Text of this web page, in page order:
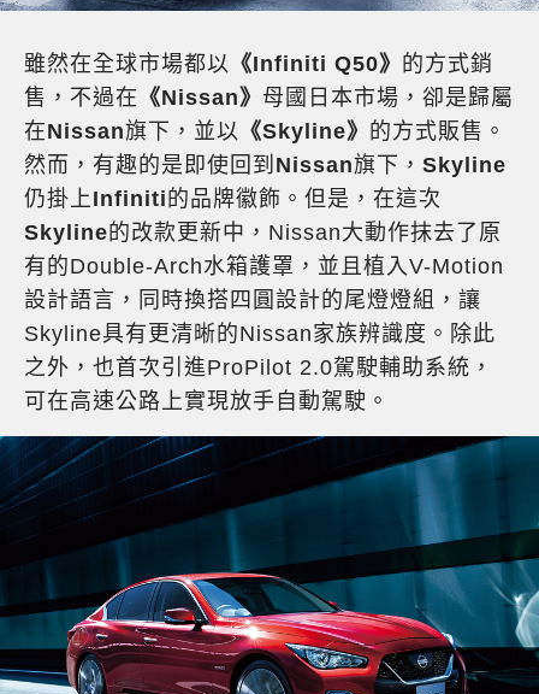
雖然在全球市場都以 《Infiniti Q50》 的方式銷
售，不過在 《Nissan》 母國日本市場，卻是歸屬
在Nissan旗下，並以 《Skyline》 的方式販售。
然而，有趣的是即使回到 Nissan旗下， Skyline
仍掛上Infiniti 的品牌徽飾。但是，在這次
Skyline的改款更新中，Nissan大動作抹去了原
有的Double-Arch水箱護罩，並且植入V-Motion
設計語言，同時換搭四圓設計的尾燈燈組，讓
Skyline具有更清晰的Nissan家族辨識度。除此
之外，也首次引進ProPilot 2.0駕駛輔助系統，
可在高速公路上實現放手自動駕駛。